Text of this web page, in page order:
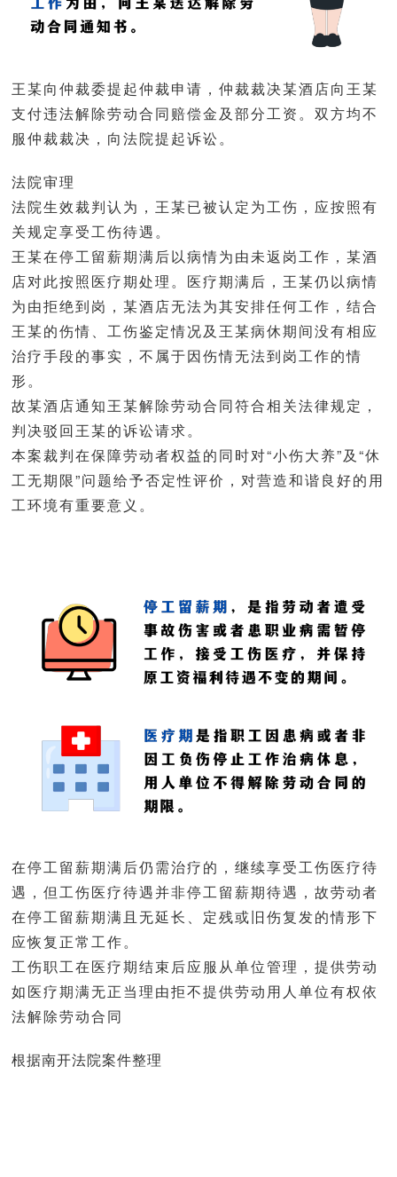
王某向仲裁委提起仲裁申请，仲裁裁决某酒店向王某
支付违法解除劳动合同赔偿金及部分工资。双方均不
服仲裁裁决，向法院提起诉讼。
法院审理
法院生效裁判认为，王某已被认定为工伤，应按照有
关规定享受工伤待遇。
王某在停工留薪期满后以病情为由未返岗工作，某酒
店对此按照医疗期处理。医疗期满后，王某仍以病情
为由拒绝到岗，某酒店无法为其安排任何工作，结合
王某的伤情、工伤鉴定情况及王某病休期间没有相应
治疗手段的事实，不属于因伤情无法到岗工作的情
形。
故某酒店通知王某解除劳动合同符合相关法律规定，
判决驳回王某的诉讼请求。
本案裁判在保障劳动者权益的同时对“小伤大养”及“休
工无期限”问题给予否定性评价，对营造和谐良好的用
工环境有重要意义。
在停工留薪期满后仍需治疗的，继续享受工伤医疗待
遇，但工伤医疗待遇并非停工留薪期待遇，故劳动者
在停工留薪期满且无延长、定残或旧伤复发的情形下
应恢复正常工作。
工伤职工在医疗期结束后应服从单位管理，提供劳动
如医疗期满无正当理由拒不提供劳动用人单位有权依
法解除劳动合同
根据南开法院案件整理